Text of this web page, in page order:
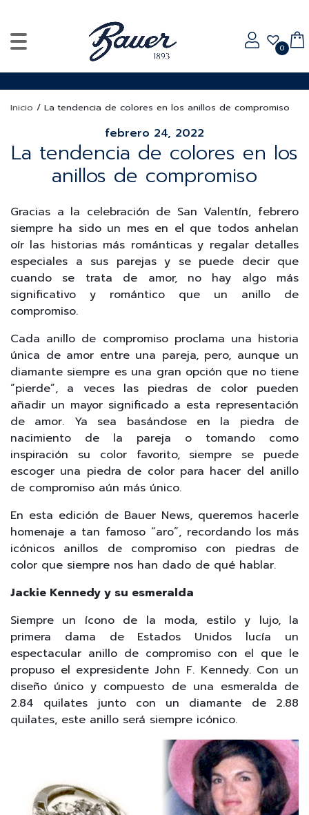
0
Inicio / La tendencia de colores en los anillos de compromiso
febrero 24, 2022
La tendencia de colores en los
anillos de compromiso
Gracias a la celebración de San Valentín, febrero
siempre ha sido un mes en el que todos anhelan
oír las historias más románticas y regalar detalles
especiales a sus parejas y se puede decir que
cuando se trata de amor, no hay algo más
significativo y romántico que un anillo de
compromiso.
Cada anillo de compromiso proclama una historia
única de amor entre una pareja, pero, aunque un
diamante siempre es una gran opción que no tiene
“pierde”, a veces las piedras de color pueden
añadir un mayor significado a esta representación
de amor. Ya sea basándose en la piedra de
nacimiento de la pareja o tomando como
inspiración su color favorito, siempre se puede
escoger una piedra de color para hacer del anillo
de compromiso aún más único.
En esta edición de Bauer News, queremos hacerle
homenaje a tan famoso “aro”, recordando los más
icónicos anillos de compromiso con piedras de
color que siempre nos han dado de qué hablar.
Jackie Kennedy y su esmeralda
Siempre un ícono de la moda, estilo y lujo, la
primera dama de Estados Unidos lucía un
espectacular anillo de compromiso con el que le
propuso el expresidente John F. Kennedy. Con un
diseño único y compuesto de una esmeralda de
2.84 quilates junto con un diamante de 2.88
quilates, este anillo será siempre icónico.